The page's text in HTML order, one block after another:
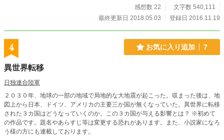
感想数 22
文字数 540,111
最終更新日 2018.05.03
登録日 2016.11.19
4 お気に入り追加 7
異世界転移
日独連合陸軍
２０３０年、地球の一部の地域で局地的な大地震が起こった。収まった後は、地
図上から日本、ドイツ、アメリカの主要三か国が無くなっていた。異世界に転移
された３カ国はどうなっていくのか。この３カ国が与える影響とは？ ※初めて
の作品です。題名やあらすじ等は変更する恐れがあります。また、小説家になろ
う様の方にも連載しております。